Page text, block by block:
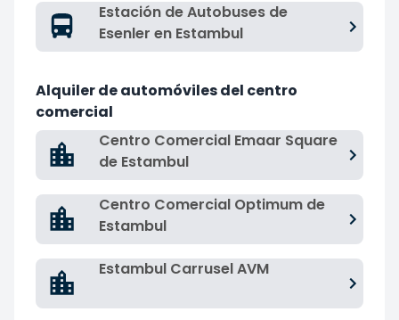
Estación de Autobuses de
Esenler en Estambul
Alquiler de automóviles del centro
comercial
Centro Comercial Emaar Square
de Estambul
Centro Comercial Optimum de
Estambul
Estambul Carrusel AVM